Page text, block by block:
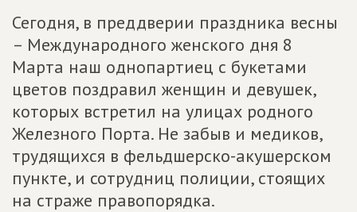
Сегодня, в преддверии праздника весны
– Международного женского дня 8
Марта наш однопартиец с букетами
цветов поздравил женщин и девушек,
которых встретил на улицах родного
Железного Порта. Не забыв и медиков,
трудящихся в фельдшерско-акушерском
пункте, и сотрудниц полиции, стоящих
на страже правопорядка.